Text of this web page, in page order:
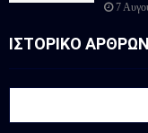
7
ΙΣΤΟΡΙΚΟ ΑΡΘΡΩΝ